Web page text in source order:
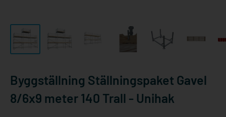
Byggställning Ställningspaket Gavel
8/6x9 meter 140 Trall - Unihak